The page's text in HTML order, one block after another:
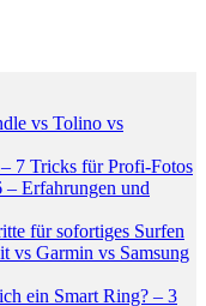
vs Tolino vs
7 Tricks für Profi-Fotos
– Erfahrungen und
für sofortiges Surfen
vs Garmin vs Samsung
ein Smart Ring? – 3